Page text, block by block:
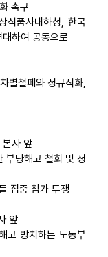
촉구
식품사내하청, 한국
하여 공동으로
별철폐와 정규직화,
사 앞
부당해고 철회 및 정
집중 참가 투쟁
앞
고 방치하는 노동부